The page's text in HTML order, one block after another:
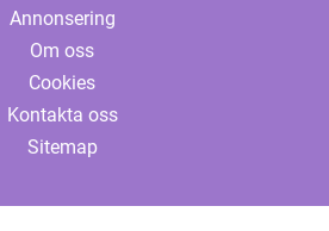
Annonsering
Om oss
Cookies
Kontakta oss
Sitemap